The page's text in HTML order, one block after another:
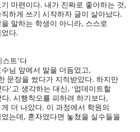
마련이다. 내가 진짜로 좋아하는 것,
하게 쓰기 시작하자 글이 살아났다.
말하는 학생이 아니라, 스스로
다.
스트’다
님 앞에서 말을 더듬었고,
문장을 썼다가 지적받았다. 하지만
’고 생각하는 대신, ‘업데이트할
다. 시행착오를 피하려 하기보다,
더 나았다. 이 과정에서 학원의
는데, 혼자였다면 놓쳤을 실수들을